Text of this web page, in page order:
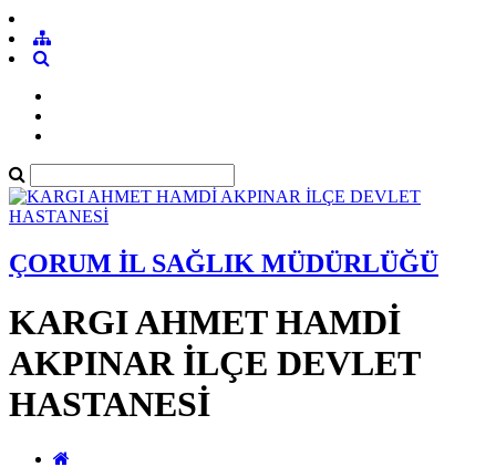
ÇORUM İL SAĞLIK MÜDÜRLÜĞÜ
KARGI AHMET HAMDİ
AKPINAR İLÇE DEVLET
HASTANESİ